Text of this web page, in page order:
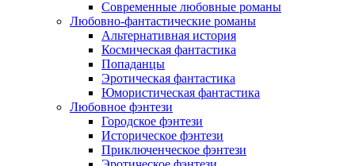
Современные любовные романы
Любовно-фантастические романы
Альтернативная история
Космическая фантастика
Попаданцы
Эротическая фантастика
Юмористическая фантастика
Любовное фэнтези
Городское фэнтези
Историческое фэнтези
Приключенческое фэнтези